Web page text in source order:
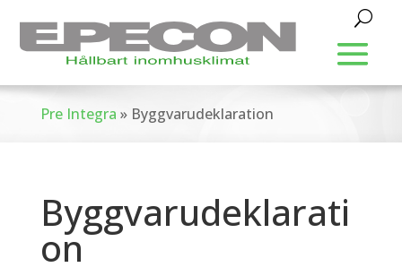
Pre Integra » Byggvarudeklaration
Byggvarudeklarati
on